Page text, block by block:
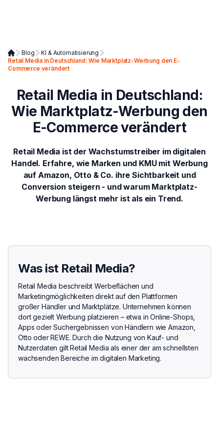
Blog
KI & Automatisierung
Retail Media in Deutschland: Wie Marktplatz-Werbung den E-
Commerce verändert
Retail Media in Deutschland:
Wie Marktplatz-Werbung den
E-Commerce verändert
Retail Media ist der Wachstumstreiber im digitalen
Handel. Erfahre, wie Marken und KMU mit Werbung
auf Amazon, Otto & Co. ihre Sichtbarkeit und
Conversion steigern - und warum Marktplatz-
Werbung längst mehr ist als ein Trend.
Was ist Retail Media?
Retail Media beschreibt Werbeflächen und
Marketingmöglichkeiten direkt auf den Plattformen
großer Händler und Marktplätze. Unternehmen können
dort gezielt Werbung platzieren – etwa in Online-Shops,
Apps oder Suchergebnissen von Händlern wie Amazon,
Otto oder REWE. Durch die Nutzung von Kauf- und
Nutzerdaten gilt Retail Media als einer der am schnellsten
wachsenden Bereiche im digitalen Marketing.